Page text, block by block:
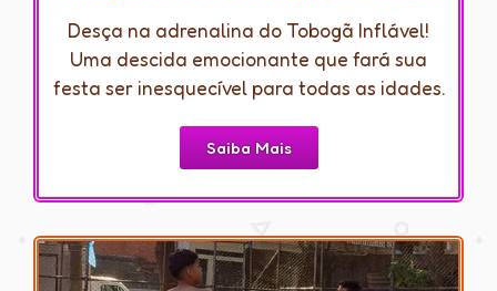
Desça na adrenalina do Tobogã Inflável!
Uma descida emocionante que fará sua
festa ser inesquecível para todas as idades.
Saiba Mais